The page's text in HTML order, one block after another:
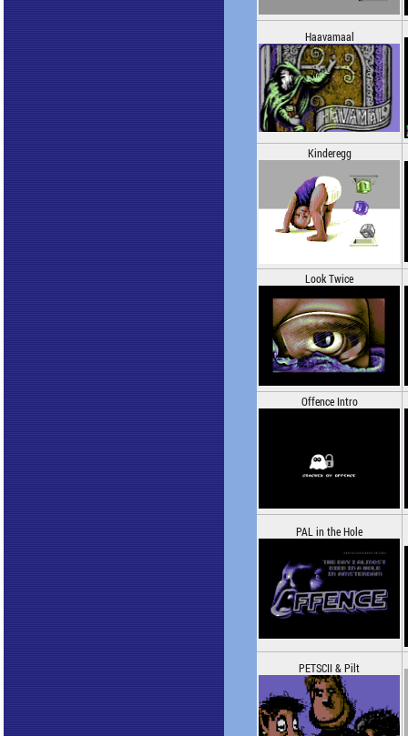
Haavamaal
Kinderegg
Look Twice
Offence Intro
PAL in the Hole
PETSCII & Pilt